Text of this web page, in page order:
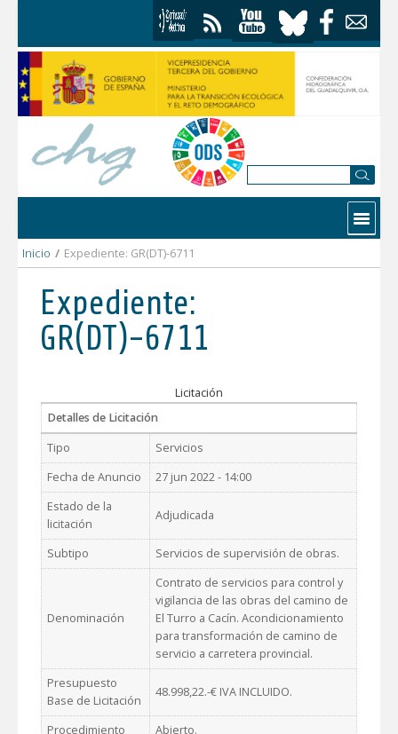
Contactar
Inicio / Expediente: GR(DT)-6711
Expediente:
GR(DT)-6711
Licitación
Detalles de Licitación
Tipo
Servicios
Fecha de Anuncio
27 jun 2022 - 14:00
Estado de la
licitación
Adjudicada
Subtipo Servicios de supervisión de obras.
Denominación
Contrato de servicios para control y
vigilancia de las obras del camino de
El Turro a Cacín. Acondicionamiento
para transformación de camino de
servicio a carretera provincial.
Presupuesto
Base de Licitación
48.998,22.-€ IVA INCLUIDO.
Procedimiento
Abierto.